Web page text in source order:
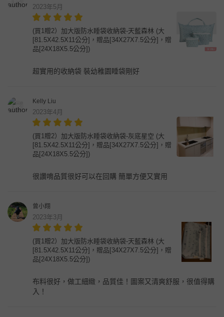
2023年5月
(買1贈2）加大版防水睡袋收納袋-天藍森林 (大
[81.5X42.5X11公分]，贈品[34X27X7.5公分]，贈
品[24X18X5.5公分])
超實用的收納袋 裝幼稚園睡袋剛好
Kelly Liu
2023年4月
(買1贈2）加大版防水睡袋收納袋-灰底星空 (大
[81.5X42.5X11公分]，贈品[34X27X7.5公分]，贈
品[24X18X5.5公分])
很讚唷品質很好可以在回購 簡單方便又實用
曾小翔
2023年3月
(買1贈2）加大版防水睡袋收納袋-天藍森林 (大
[81.5X42.5X11公分]，贈品[34X27X7.5公分]，贈
品[24X18X5.5公分])
布料很好，做工細緻，品質佳！圖案又清爽舒服，很值得購
入！